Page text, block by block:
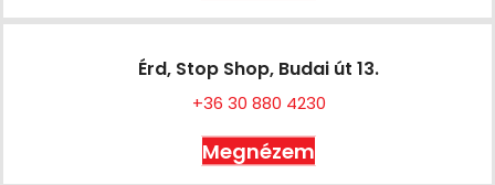
Érd, Stop Shop, Budai út 13.
+36 30 880 4230
Megnézem